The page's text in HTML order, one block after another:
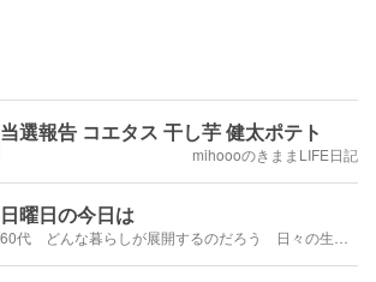
当選報告 コエタス 干し芋 健太ポテト
mihoooのきままLIFE日記
日曜日の今日は